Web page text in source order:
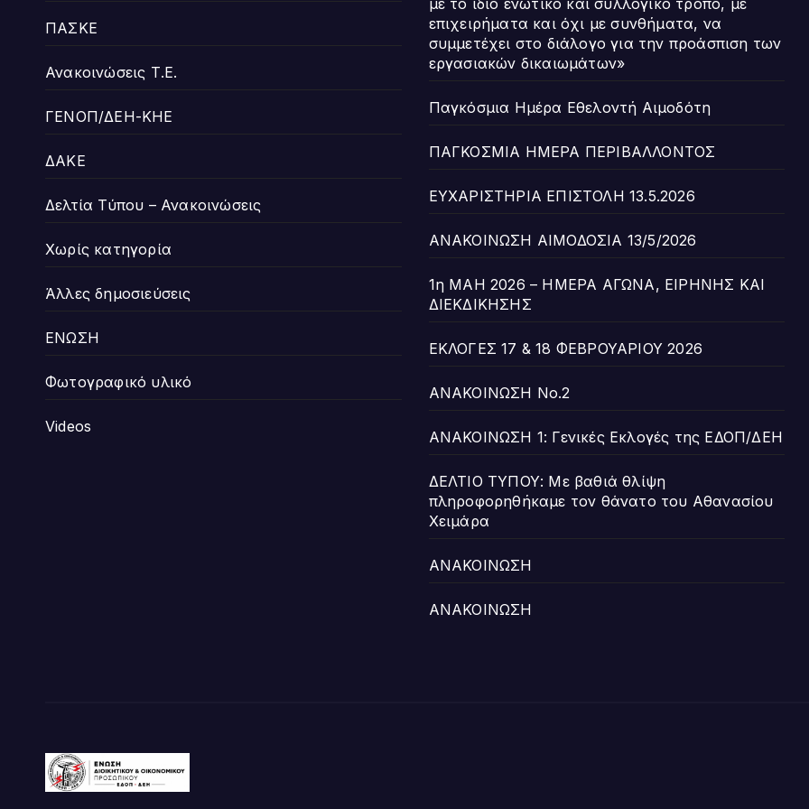
ΠΑΣΚΕ
Ανακοινώσεις Τ.Ε.
ΓΕΝΟΠ/ΔΕΗ-ΚΗΕ
ΔΑΚΕ
Δελτία Τύπου – Ανακοινώσεις
Χωρίς κατηγορία
Άλλες δημοσιεύσεις
ΕΝΩΣΗ
Φωτογραφικό υλικό
Videos
με το ίδιο ενωτικό και συλλογικό τρόπο, με
επιχειρήματα και όχι με συνθήματα, να
συμμετέχει στο διάλογο για την προάσπιση των
εργασιακών δικαιωμάτων»
Παγκόσμια Ημέρα Εθελοντή Αιμοδότη
ΠΑΓΚΟΣΜΙΑ ΗΜΕΡΑ ΠΕΡΙΒΑΛΛΟΝΤΟΣ
ΕΥΧΑΡΙΣΤΗΡΙΑ ΕΠΙΣΤΟΛΗ 13.5.2026
ΑΝΑΚΟΙΝΩΣΗ ΑΙΜΟΔΟΣΙΑ 13/5/2026
1η ΜΑΗ 2026 – ΗΜΕΡΑ ΑΓΩΝΑ, ΕΙΡΗΝΗΣ ΚΑΙ
ΔΙΕΚΔΙΚΗΣΗΣ
ΕΚΛΟΓΕΣ 17 & 18 ΦΕΒΡΟΥΑΡΙΟΥ 2026
ΑΝΑΚΟΙΝΩΣΗ Νο.2
ΑΝΑΚΟΙΝΩΣΗ 1: Γενικές Εκλογές της ΕΔΟΠ/ΔΕΗ
ΔΕΛΤΙΟ ΤΥΠΟΥ: Με βαθιά θλίψη
πληροφορηθήκαμε τον θάνατο του Αθανασίου
Χειμάρα
ΑΝΑΚΟΙΝΩΣΗ
ΑΝΑΚΟΙΝΩΣΗ